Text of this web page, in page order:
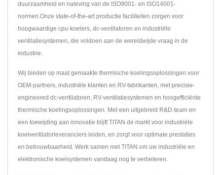
duurzaamheid en naleving van de ISO9001- en ISO14001-
normen.Onze state-of-the-art productie faciliteiten zorgen voor
hoogwaardige cpu-koelers, dc-ventilatoren en industriële
ventilatiesystemen, die voldoen aan de wereldwijde vraag in de
industrie.
Wij bieden op maat gemaakte thermische koelingsoplossingen voor
OEM-partners, industriële klanten en RV-fabrikanten, met precisie-
engineered dc-ventilatoren, RV-ventilatiesystemen en hoogefficiënte
thermische koelingsoplossingen. Met een uitgebreid R&D-team en
een toewijding aan innovatie blijft TITAN de markt voor industriële
koelventilatorleveranciers leiden, en zorgt voor optimale prestaties
en betrouwbaarheid. Werk samen met TITAN om uw industriële en
elektronische koelsystemen vandaag nog te verbeteren.